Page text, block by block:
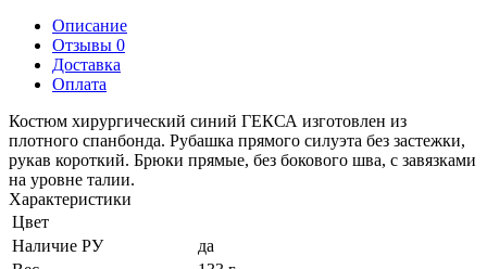
Описание
Отзывы 0
Доставка
Оплата
Костюм хирургический синий ГЕКСА изготовлен из
плотного спанбонда. Рубашка прямого силуэта без застежки,
рукав короткий. Брюки прямые, без бокового шва, с завязками
на уровне талии.
Характеристики
Цвет
Наличие РУ
да